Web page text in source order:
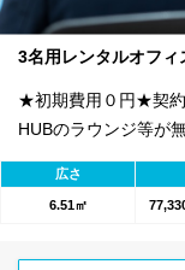
3名用レンタルオフィ
★初期費用０円★契約
HUBのラウンジ等が
1800のワークスペー
広さ
6.51㎡